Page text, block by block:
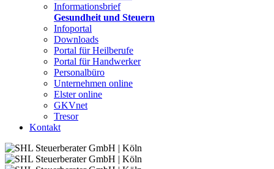
Informationsbrief
Gesundheit und Steuern
Infoportal
Downloads
Portal für Heilberufe
Portal für Handwerker
Personalbüro
Unternehmen online
Elster online
GKVnet
Tresor
Kontakt